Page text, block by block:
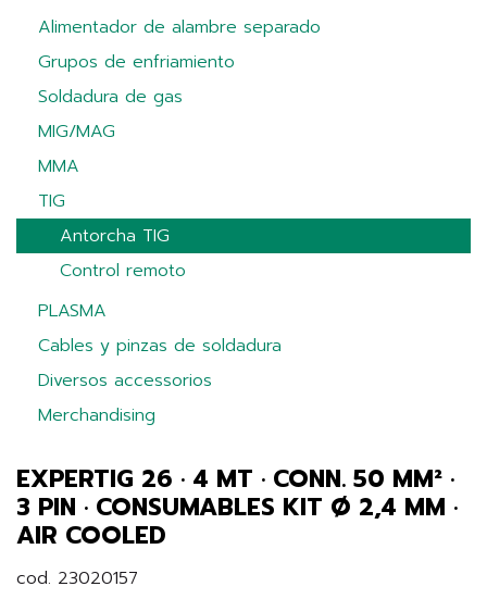
Alimentador de alambre separado
Grupos de enfriamiento
Soldadura de gas
MIG/MAG
MMA
TIG
Antorcha TIG
Control remoto
PLASMA
Cables y pinzas de soldadura
Diversos accessorios
Merchandising
EXPERTIG 26 · 4 MT · CONN. 50 MM² ·
3 PIN · CONSUMABLES KIT Ø 2,4 MM ·
AIR COOLED
cod. 23020157